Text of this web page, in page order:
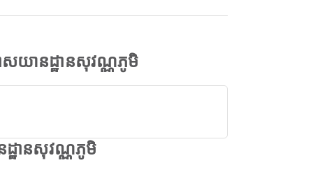
យានដ្ឋានសុវណ្ណភូមិ
ឋានសុវណ្ណភូមិ